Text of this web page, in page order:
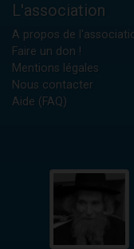
L'association
A propos de
Faire un don !
Mentions légales
Nous contacter
Aide (FAQ)